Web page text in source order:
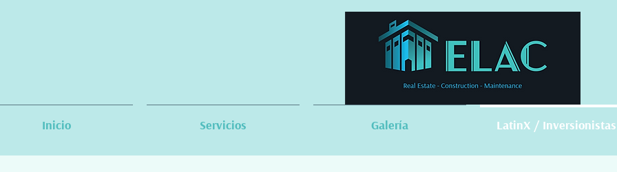
Inicio Servicios Galería LatinX / Inversionistas